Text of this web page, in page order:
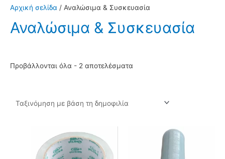
Αρχική σελίδα / Αναλώσιμα & Συσκευασία
Αναλώσιμα & Συσκευασία
Προβάλλονται όλα - 2 αποτελέσματα
popularity